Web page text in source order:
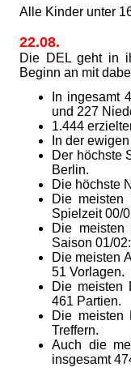
Alle Kinder unter
22.08.
Die DEL geht in
Beginn an mit
In ingesamt
und 227
1.444
In der
Der höchste
Berlin.
Die höchste
Die
Spielzeit 00/
Die meisten
Saison 01/
Die meisten
51 Vorlagen.
Die meisten
461 Partien.
Die meisten
Treffern.
Auch die
insgesamt